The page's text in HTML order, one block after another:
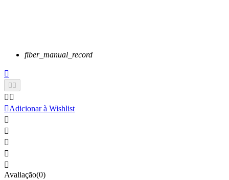
fiber_manual_record

 
 
Adicionar à Wishlist





Avaliação(0)